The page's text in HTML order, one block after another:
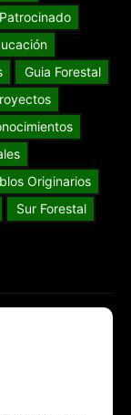
Guia Forestal
Originarios
Sur Forestal